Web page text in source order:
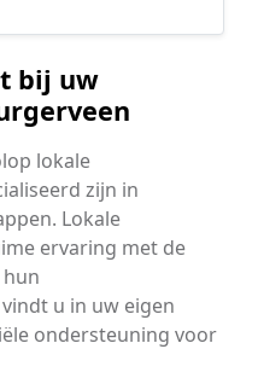
bij uw
lokale
zijn in
Lokale
ervaring met de
u in uw eigen
ondersteuning voor